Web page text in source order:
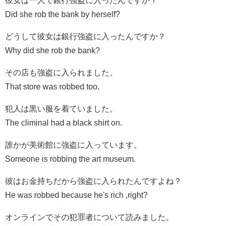
Did she rob the bank by herself?
どうして彼女は銀行強盗に入ったんですか？
Why did she rob the bank?
その店も強盗に入られました。
That store was robbed too.
犯人は黒い服を着ていました。
The climinal had a black shirt on.
誰かが美術館に強盗に入っています。
Someone is robbing the art museum.
彼はお金持ちだから強盗に入られたんですよね？
He was robbed because he's rich ,right?
オンラインでその犯罪者について読みました。